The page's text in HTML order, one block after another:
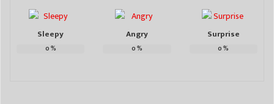
Sleepy
0%
Angry
0%
Surprise
0%